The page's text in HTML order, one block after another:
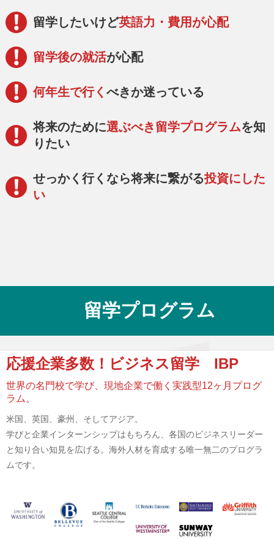
留学したいけど英語力・費用が心配
留学後の就活が心配
何年生で行く べきか迷っている
将来のために選ぶべき留学プログラムを知
りたい
せっかく行くなら将来に繋がる投資にした
い
留学プログラム
応援企業多数！ビジネス留学 IBP
世界の名門校で学び、現地企業で働く実践型12ヶ月プログ
ラム。
米国、英国、豪州、そしてアジア。
学びと企業インターンシップはもちろん、各国のビジネスリーダー
と知り合い知見を広げる。海外人材を育成する唯一無二のプログラ
ムです。